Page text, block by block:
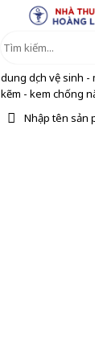
dung dịch vệ sinh
kẽm - kem chống
Nhập tên sản